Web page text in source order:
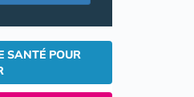
SANTÉ POUR